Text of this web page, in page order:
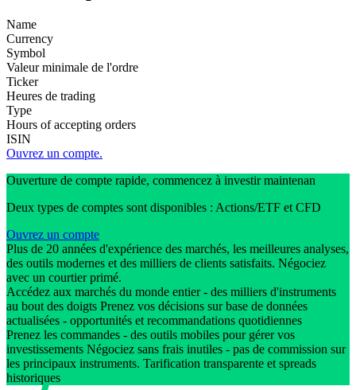
Name
Currency
Symbol
Valeur minimale de l'ordre
Ticker
Heures de trading
Type
Hours of accepting orders
ISIN
Ouvrez un compte.
Ouverture de compte rapide, commencez à investir maintenan
Deux types de comptes sont disponibles : Actions/ETF et CFD
Ouvrez un compte
Plus de 20 années d'expérience des marchés, les meilleures analyses,
des outils modernes et des milliers de clients satisfaits. Négociez
avec un courtier primé.
Accédez aux marchés du monde entier - des milliers d'instruments
au bout des doigts Prenez vos décisions sur base de données
actualisées - opportunités et recommandations quotidiennes
Prenez les commandes - des outils mobiles pour gérer vos
investissements Négociez sans frais inutiles - pas de commission sur
les principaux instruments. Tarification transparente et spreads
historiques